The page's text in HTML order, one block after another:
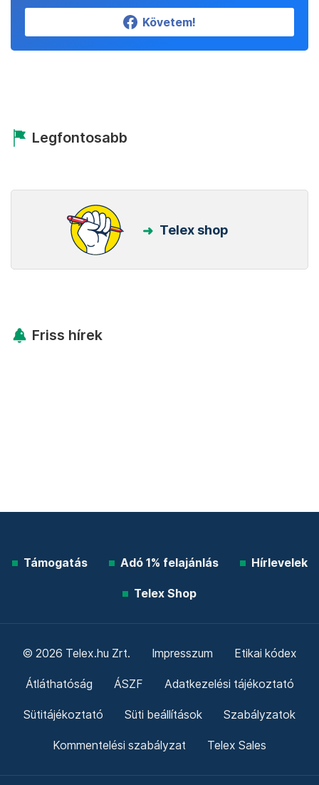
Követem!
Legfontosabb
Telex shop
Friss hírek
Támogatás Adó 1% felajánlás Hírlevelek
Telex Shop
© 2026 Telex.hu Zrt. Impresszum Etikai kódex
Átláthatóság ÁSZF Adatkezelési tájékoztató
Sütitájékoztató Süti beállítások Szabályzatok
Kommentelési szabályzat Telex Sales